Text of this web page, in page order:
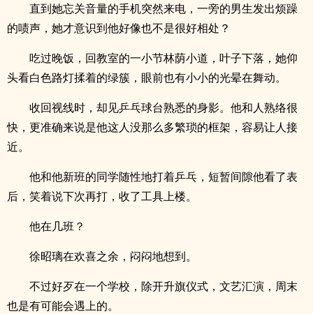
直到她忘关音量的手机突然来电，一旁的男生发出烦躁
的啧声，她才意识到他好像也不是很好相处？
吃过晚饭，回教室的一小节林荫小道，叶子下落，她仰
头看白色路灯揉着的绿簇，眼前也有小小的光晕在舞动。
收回视线时，却见乒乓球台熟悉的身影。他和人熟络很
快，更准确来说是他这人没那么多繁琐的框架，容易让人接
近。
他和他新班的同学随性地打着乒乓，短暂间隙他看了表
后，笑着说下次再打，收了工具上楼。
他在几班？
徐昭璃在欢喜之余，闷闷地想到。
不过好歹在一个学校，除开升旗仪式，文艺汇演，周末
也是有可能会遇上的。